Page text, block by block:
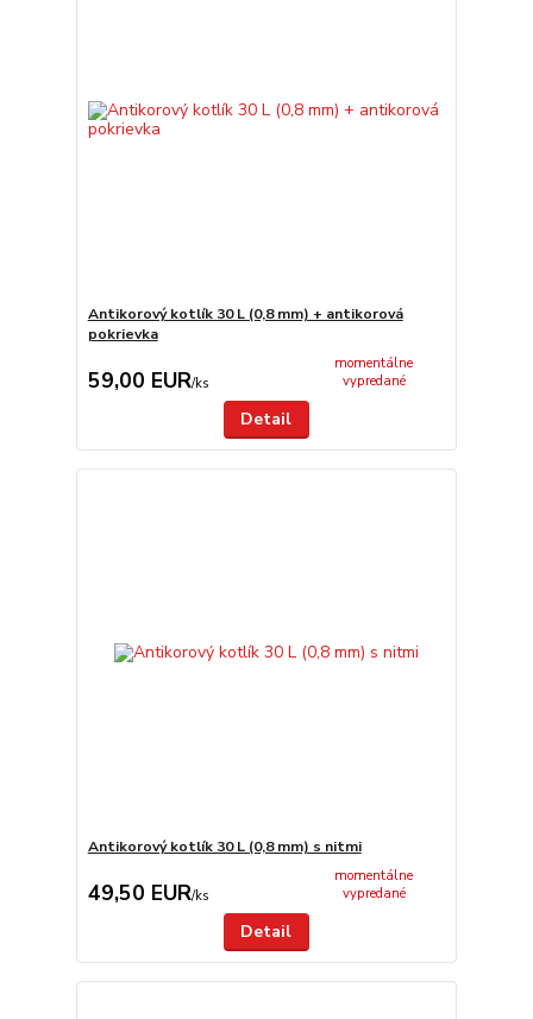
Antikorový kotlík 30 L (0,8 mm) + antikorová
pokrievka
59,00 EUR/ks
momentálne
vypredané
Detail
Antikorový kotlík 30 L (0,8 mm) s nitmi
49,50 EUR/ks
momentálne
vypredané
Detail